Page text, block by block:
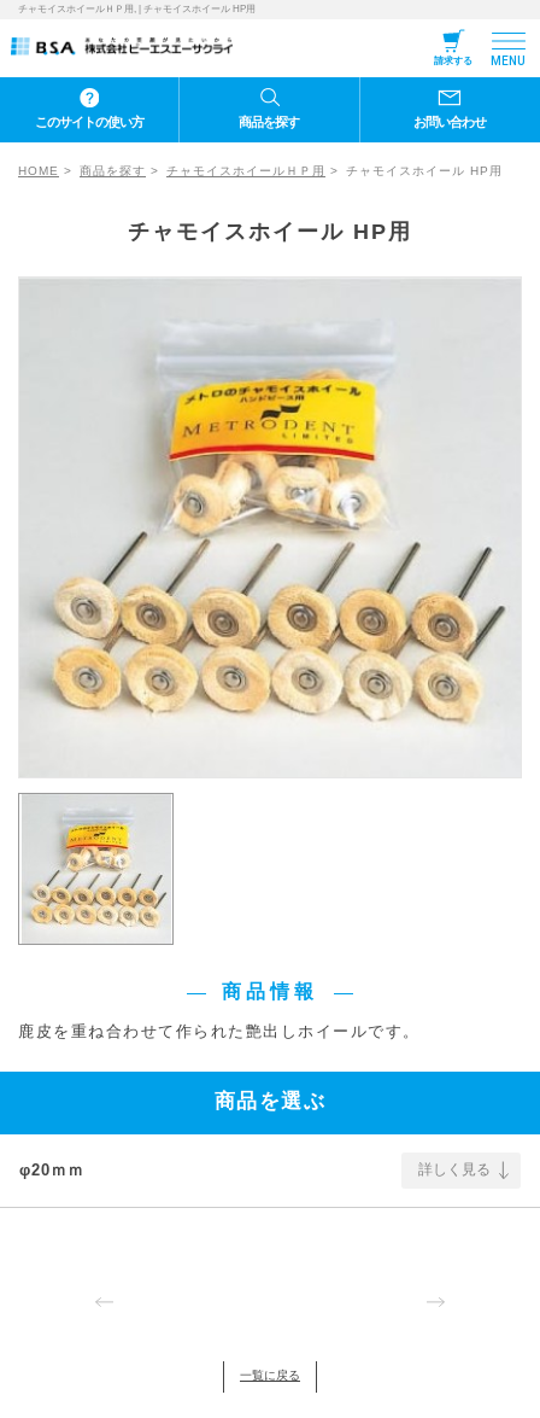
チャモイスホイールＨＰ用, | チャモイスホイール HP用
請求する MENU
このサイトの使い方 商品を探す お問い合わせ
HOME 商品を探す チャモイスホイールＨＰ用 チャモイスホイール HP用
チャモイスホイール HP用
商品情報
鹿皮を重ね合わせて作られた艶出しホイールです。
商品を選ぶ
φ20ｍｍ 詳しく見る
一覧に戻る